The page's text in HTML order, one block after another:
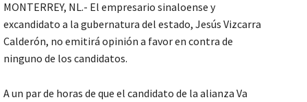
MONTERREY, NL.- El empresario sinaloense y
excandidato a la gubernatura del estado, Jesús Vizcarra
Calderón, no emitirá opinión a favor en contra de
ninguno de los candidatos.
A un par de horas de que el candidato de la alianza Va